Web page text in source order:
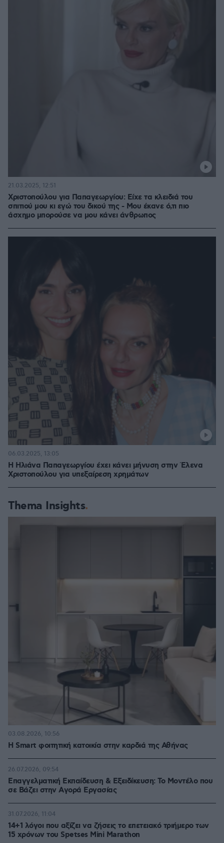
Χριστοπούλου για Παπαγεωργίου: Είχε τα κλειδιά του
σπιτιού μου κι εγώ του δικού της - Μου έκανε ό,τι πιο
άσχημο μπορούσε να μου κάνει άνθρωπος
21.03.2025, 12:51
H Ηλιάνα Παπαγεωργίου έχει κάνει μήνυση στην Έλενα
Χριστοπούλου για υπεξαίρεση χρημάτων
06.03.2025, 13:05
Thema Insights
Η Smart φοιτητική κατοικία στην καρδιά της Αθήνας
03.08.2026, 10:56
Επαγγελματική Εκπαίδευση & Εξειδίκευση: Το Mοντέλο που
σε Bάζει στην Aγορά Eργασίας
26.07.2026, 09:54
14+1 λόγοι που αξίζει να ζήσεις το επετειακό τριήμερο των
15 χρόνων του Spetses Mini Marathon
31.07.2026, 11:04